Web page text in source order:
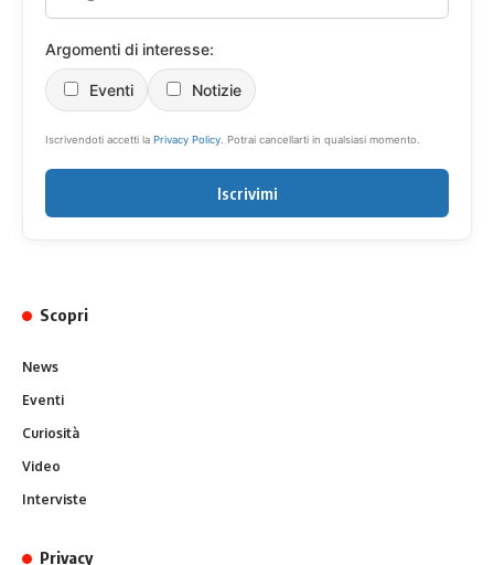
Argomenti di interesse:
Eventi Notizie
Iscrivendoti accetti la Privacy Policy. Potrai cancellarti in qualsiasi momento.
Iscrivimi
Scopri
News
Eventi
Curiosità
Video
Interviste
Privacy